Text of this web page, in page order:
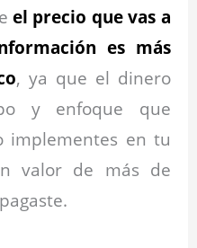
el precio que vas a
es más
, ya que el dinero
y enfoque que
implementes en tu
valor de más de